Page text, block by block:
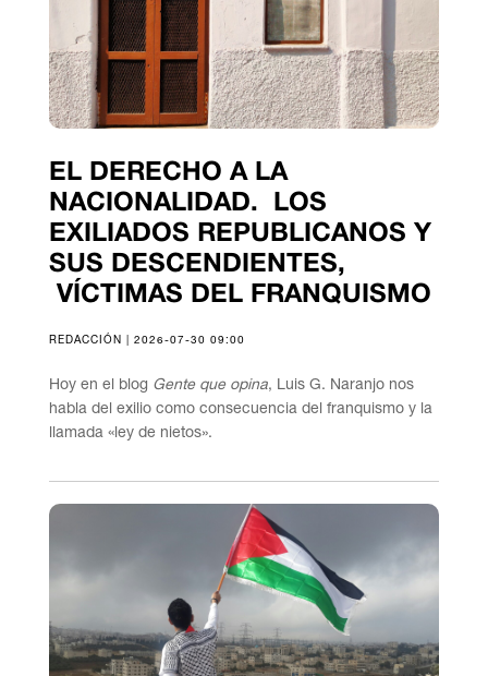
EL DERECHO A LA
NACIONALIDAD. LOS
EXILIADOS REPUBLICANOS Y
SUS DESCENDIENTES,
VÍCTIMAS DEL FRANQUISMO
REDACCIÓN | 2026-07-30 09:00
Hoy en el blog Gente que opina, Luis G. Naranjo nos
habla del exilio como consecuencia del franquismo y la
llamada «ley de nietos».